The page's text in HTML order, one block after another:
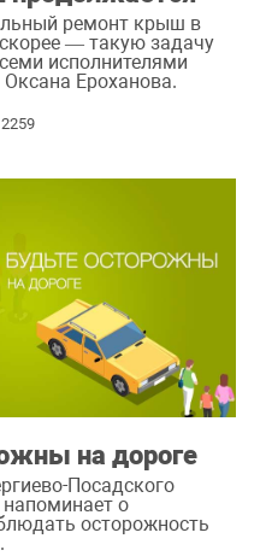
ремонт крыш в
— такую задачу
исполнителями
Ероханова.
2259
на дороге
Посадского
напоминает о
осторожность